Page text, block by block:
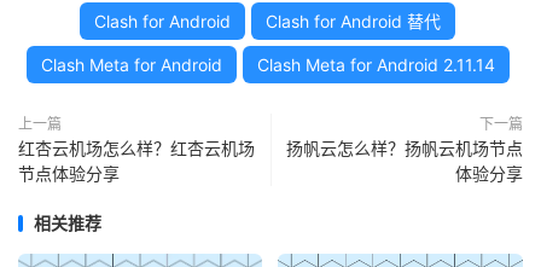
Clash for Android Clash for Android 替代
Clash Meta for Android Clash Meta for Android 2.11.14
上一篇
红杏云机场怎么样？红杏云机场
节点体验分享
下一篇
扬帆云怎么样？扬帆云机场节点
体验分享
相关推荐